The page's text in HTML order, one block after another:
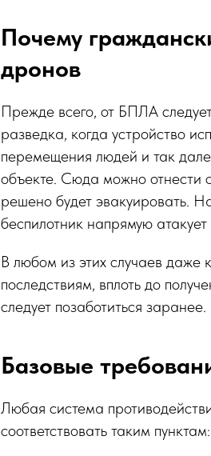
Почему
дронов
Прежде всего, от БПЛА
разведка, когда устройство
перемещения людей и так
объекте. Сюда можно отнести
решено будет эвакуировать.
беспилотник напрямую
В любом из этих случаев даже
последствиям, вплоть до
следует позаботиться заранее.
Базовые
Любая система
соответствовать таким пунктам: